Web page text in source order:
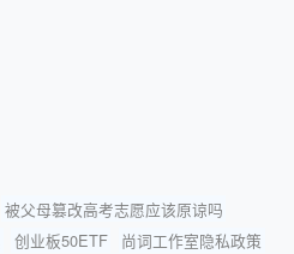
被父母篡改高考志愿应该原谅吗
创业板50ETF
尚词工作室隐私政策